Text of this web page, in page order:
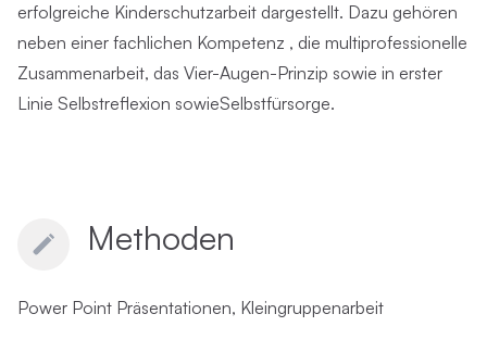
erfolgreiche Kinderschutzarbeit dargestellt. Dazu gehören
neben einer fachlichen Kompetenz , die multiprofessionelle
Zusammenarbeit, das Vier-Augen-Prinzip sowie in erster
Linie Selbstreflexion sowieSelbstfürsorge.
Methoden
Power Point Präsentationen, Kleingruppenarbeit